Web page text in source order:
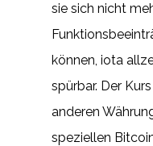
sie sich nicht
können, iota
spürbar. Der
anderen
speziellen